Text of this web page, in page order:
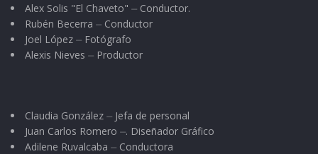
Alex Solis "El Chaveto" ⏤ Conductor.
Rubén Becerra ⏤ Conductor
Joel López ⏤ Fotógrafo
Alexis Nieves ⏤ Productor
Claudia González ⏤ Jefa de personal
Juan Carlos Romero ⏤. Diseñador Gráfico
Adilene Ruvalcaba ⏤ Conductora